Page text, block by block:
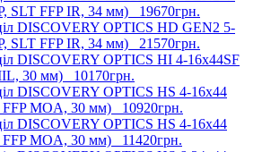
SLT FFP IR, 34 мм) 19670грн.
DISCOVERY OPTICS HD GEN2 5-
SLT FFP IR, 34 мм) 21570грн.
DISCOVERY OPTICS HI 4-16x44SF
30 мм) 10170грн.
DISCOVERY OPTICS HS 4-16x44
FFP MOA, 30 мм) 10920грн.
DISCOVERY OPTICS HS 4-16x44
FFP MOA, 30 мм) 11420грн.